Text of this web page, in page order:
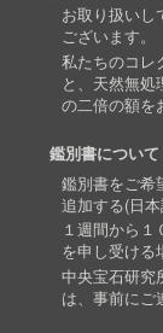
お取り扱いし
ございます。
私たちのコレ
と、天然無処
の二倍の額を
鑑別書について
鑑別書をご希
追加する(日
１週間から
を申し受ける
中央宝石研究
は、事前にご